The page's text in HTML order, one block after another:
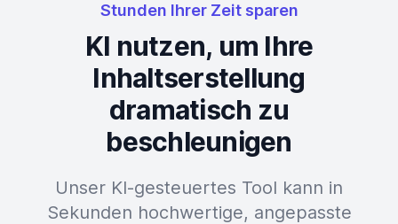
Stunden Ihrer Zeit sparen
KI nutzen, um Ihre
Inhaltserstellung
dramatisch zu
beschleunigen
Unser KI-gesteuertes Tool kann in
Sekunden hochwertige, angepasste